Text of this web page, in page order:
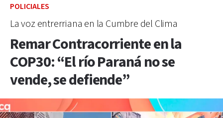
POLICIALES
La voz entrerriana en la Cumbre del Clima
Remar Contracorriente en la
COP30: “El río Paraná no se
vende, se defiende”